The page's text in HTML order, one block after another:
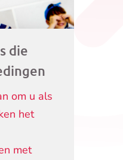
die
om u als
het
met